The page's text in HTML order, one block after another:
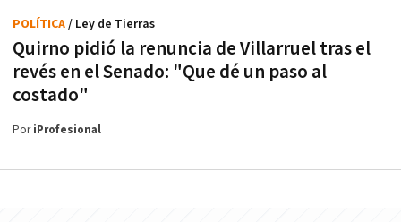
Quirno pidió la renuncia de Villarruel tras el
revés en el Senado: "Que dé un paso al
costado"
POLÍTICA/ Ley de Tierras
PoriProfesional